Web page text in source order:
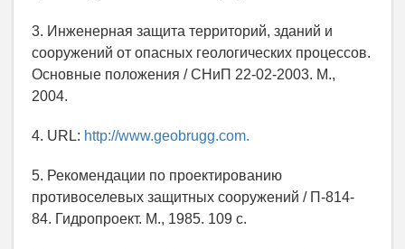
3. Инженерная защита территорий, зданий и
сооружений от опасных геологических процессов.
Основные положения / СНиП 22-02-2003. М.,
2004.
4. URL: http://www.geobrugg.com.
5. Рекомендации по проектированию
противоселевых защитных сооружений / П-814-
84. Гидропроект. М., 1985. 109 с.